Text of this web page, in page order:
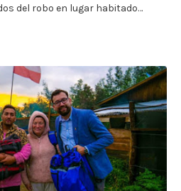
del robo en lugar habitado…